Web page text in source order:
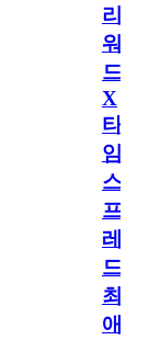
리
워
드
X
타
임
스
프
레
드]
최
애